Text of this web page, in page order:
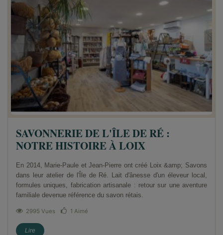
SAVONNERIE DE L'ÎLE DE RÉ :
NOTRE HISTOIRE À LOIX
2995 Vues 1 Aimé
En 2014, Marie-Paule et Jean-Pierre ont créé Loix &amp; Savons
dans leur atelier de l'Île de Ré. Lait d'ânesse d'un éleveur local,
formules uniques, fabrication artisanale : retour sur une aventure
familiale devenue référence du savon rétais.
Lire